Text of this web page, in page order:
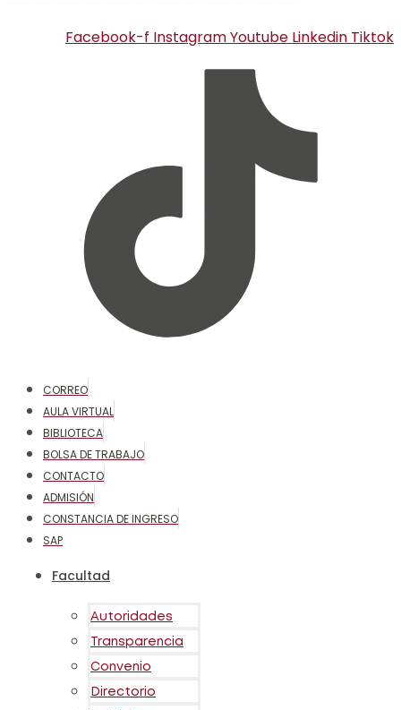
Facebook-f InstagramYoutube Linkedin Tiktok
CORREO
AULA VIRTUAL
BIBLIOTECA
BOLSA DE TRABAJO
CONTACTO
ADMISIÓN
CONSTANCIA DE INGRESO
SAP
Facultad
Autoridades
Transparencia
Convenio
Directorio